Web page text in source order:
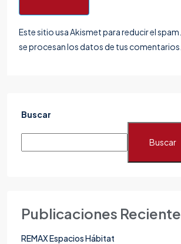
Este sitio usa Akismet para reducir el spam.
se procesan los datos de tus comentarios.
Buscar
Buscar
Publicaciones Reciente
REMAX Espacios Hábitat